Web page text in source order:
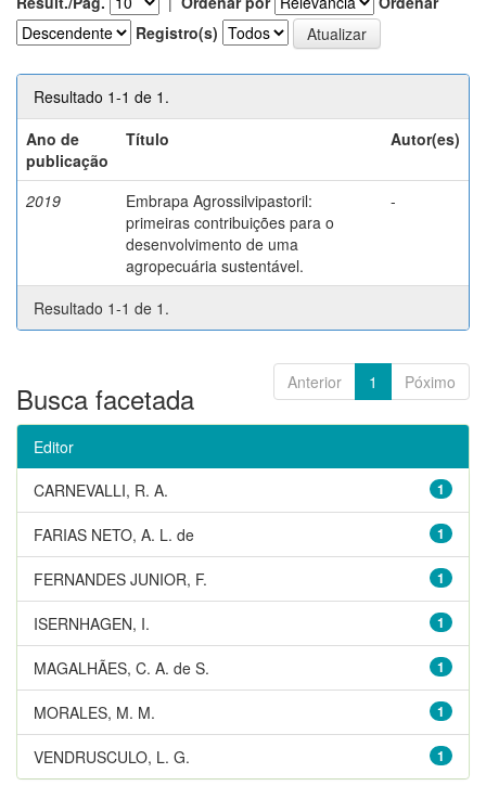
Registro(s)
Resultado 1-1 de 1.
Ano de
publicação
Título Autor(es)
2019
Embrapa Agrossilvipastoril:
primeiras contribuições para o
desenvolvimento de uma
agropecuária sustentável.
-
Resultado 1-1 de 1.
Anterior 1 Póximo
Busca facetada
Editor
1
CARNEVALLI, R. A.
1
FARIAS NETO, A. L. de
1
FERNANDES JUNIOR, F.
1
ISERNHAGEN, I.
1
MAGALHÃES, C. A. de S.
1
MORALES, M. M.
1
VENDRUSCULO, L. G.